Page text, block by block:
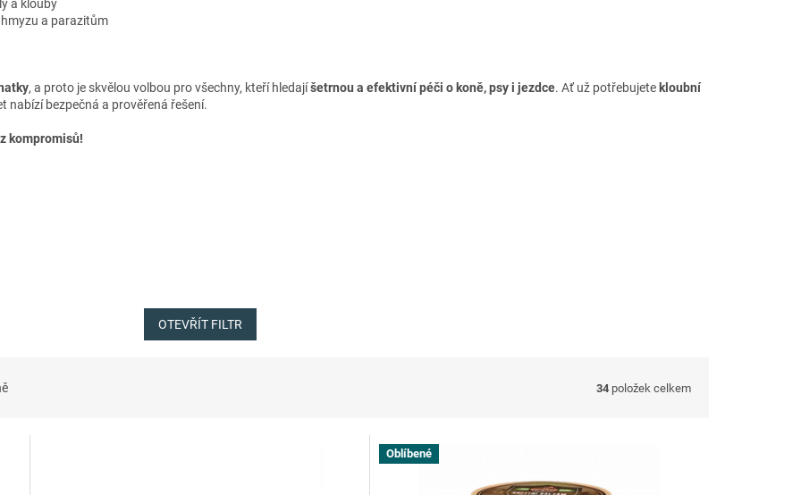
a klouby
a parazitům
, a proto je skvělou volbou pro všechny, kteří hledajíšetrnou a efektivní péči o koně, psy i jezdce. Ať už potřebujete kloubní
nabízí bezpečná a prověřená řešení.
kompromisů!
OTEVŘÍT FILTR
34 položek celkem
Oblíbené